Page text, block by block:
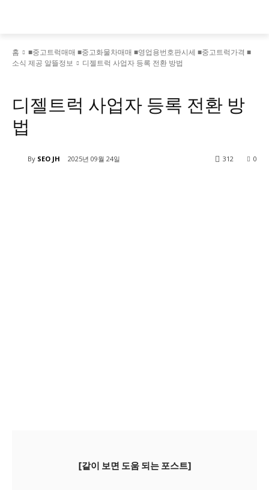
홈
■중고트럭매매 ■중고화물차매매 ■영업용번호판시세 ■중고트럭가격 ■
소식 제공 알뜰정보
디젤트럭 사업자 등록 전환 방법
디젤트럭 사업자 등록 전환 방
법
By SEO JH 2025년 09월 24일 0
312
[같이 보면 도움 되는 포스트]